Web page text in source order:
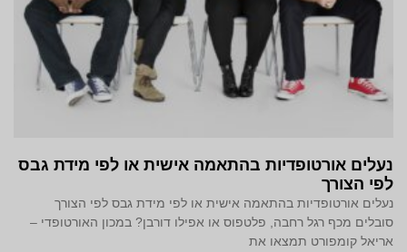
נעלים אורטופדיות בהתאמה אישית או לפי מידת גבס
לפי הצורך
נעלים אורטופדיות בהתאמה אישית או לפי מידת גבס לפי הצורך
סובלים מכף רגל רחבה, פלטפוס או אפילו דורבן? במכון האורטופדי –
אריאל קומפורט תמצאו את